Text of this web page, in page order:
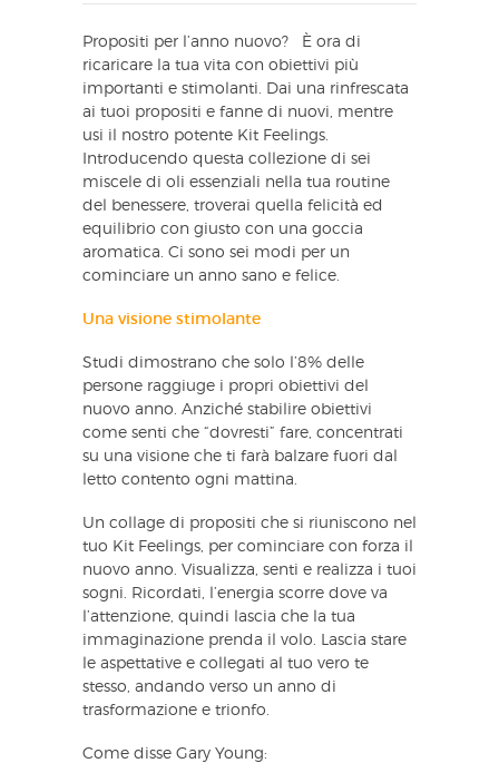
Propositi per l’anno nuovo? È ora di
ricaricare la tua vita con obiettivi più
importanti e stimolanti. Dai una rinfrescata
ai tuoi propositi e fanne di nuovi, mentre
usi il nostro potente Kit Feelings.
Introducendo questa collezione di sei
miscele di oli essenziali nella tua routine
del benessere, troverai quella felicità ed
equilibrio con giusto con una goccia
aromatica. Ci sono sei modi per un
cominciare un anno sano e felice.
Una visione stimolante
Studi dimostrano che solo l’8% delle
persone raggiuge i propri obiettivi del
nuovo anno. Anziché stabilire obiettivi
come senti che “dovresti” fare, concentrati
su una visione che ti farà balzare fuori dal
letto contento ogni mattina.
Un collage di propositi che si riuniscono nel
tuo Kit Feelings, per cominciare con forza il
nuovo anno. Visualizza, senti e realizza i tuoi
sogni. Ricordati, l’energia scorre dove va
l’attenzione, quindi lascia che la tua
immaginazione prenda il volo. Lascia stare
le aspettative e collegati al tuo vero te
stesso, andando verso un anno di
trasformazione e trionfo.
Come disse Gary Young: